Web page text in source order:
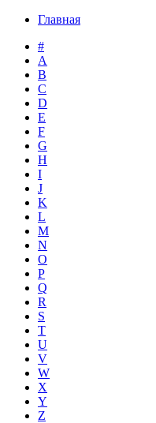
Главная
#
A
B
C
D
E
F
G
H
I
J
K
L
M
N
O
P
Q
R
S
T
U
V
W
X
Y
Z